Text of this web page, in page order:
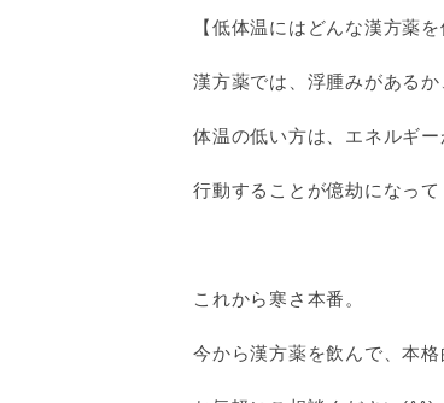
【低体温にはどんな漢方薬を
漢方薬では、浮腫みがある
体温の低い方は、エネルギ
行動することが億劫になって
これから寒さ本番。
今から漢方薬を飲んで、本格